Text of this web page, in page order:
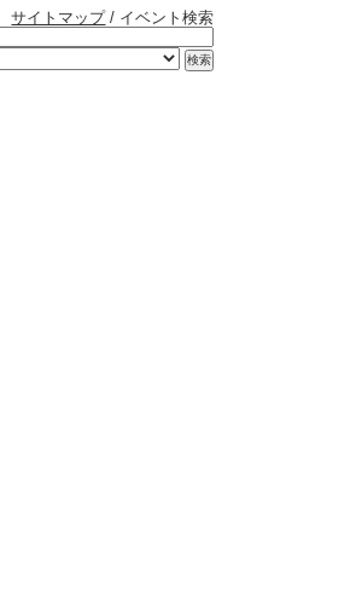
サイトマップ/ イベント検索